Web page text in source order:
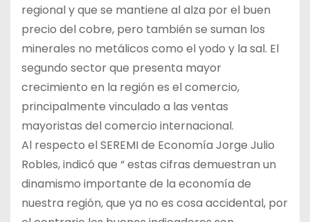
regional y que se mantiene al alza por el buen
precio del cobre, pero también se suman los
minerales no metálicos como el yodo y la sal. El
segundo sector que presenta mayor
crecimiento en la región es el comercio,
principalmente vinculado a las ventas
mayoristas del comercio internacional.
Al respecto el SEREMI de Economía Jorge Julio
Robles, indicó que “ estas cifras demuestran un
dinamismo importante de la economía de
nuestra región, que ya no es cosa accidental, por